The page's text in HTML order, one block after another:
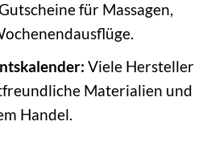
für Massagen,
Viele Hersteller
Materialien und
Handel.